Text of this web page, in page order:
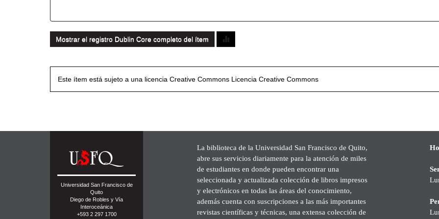
Mostrar el registro Dublin Core completo del ítem
Este ítem está sujeto a una licencia Creative Commons Licencia Creative Commons
Universidad San Francisco de
Quito
Diego de Robles y Vía
Interoceánica
+593 2 297 1700
La biblioteca de la Universidad San Francisco de Quito,
abre sus servicios diariamente para la atención de miles
de estudiantes en donde pueden encontrar una
seleccionada y actualizada colección de libros impresos
y electrónicos en todas las áreas del conocimiento,
además cuenta con suscripciones a las más importantes
revistas científicas y técnicas, una extensa colección de